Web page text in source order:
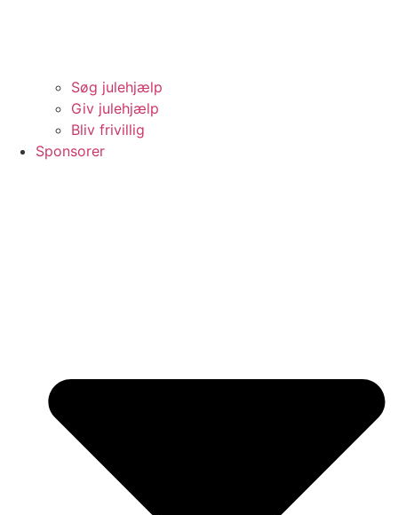
Søg julehjælp
Giv julehjælp
Bliv frivillig
Sponsorer